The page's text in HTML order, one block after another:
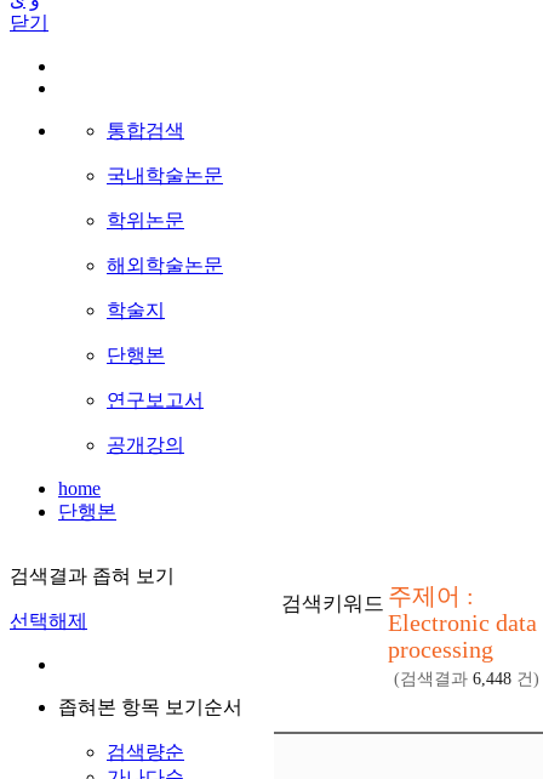
닫기
통합검색
국내학술논문
학위논문
해외학술논문
학술지
단행본
연구보고서
공개강의
home
단행본
검색결과 좁혀 보기
선택해제
좁혀본 항목 보기순서
검색량순
검색키워드 주제어 :
Electronic data
processing
(검색결과 6,448 건)